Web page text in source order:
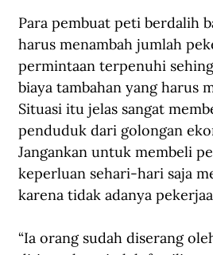
Para pembuat peti berdalih
harus menambah jumlah
permintaan terpenuhi
biaya tambahan yang harus
Situasi itu jelas sangat
penduduk dari golongan
Jangankan untuk membeli
keperluan sehari-hari saja
karena tidak adanya
“Ia orang sudah diserang